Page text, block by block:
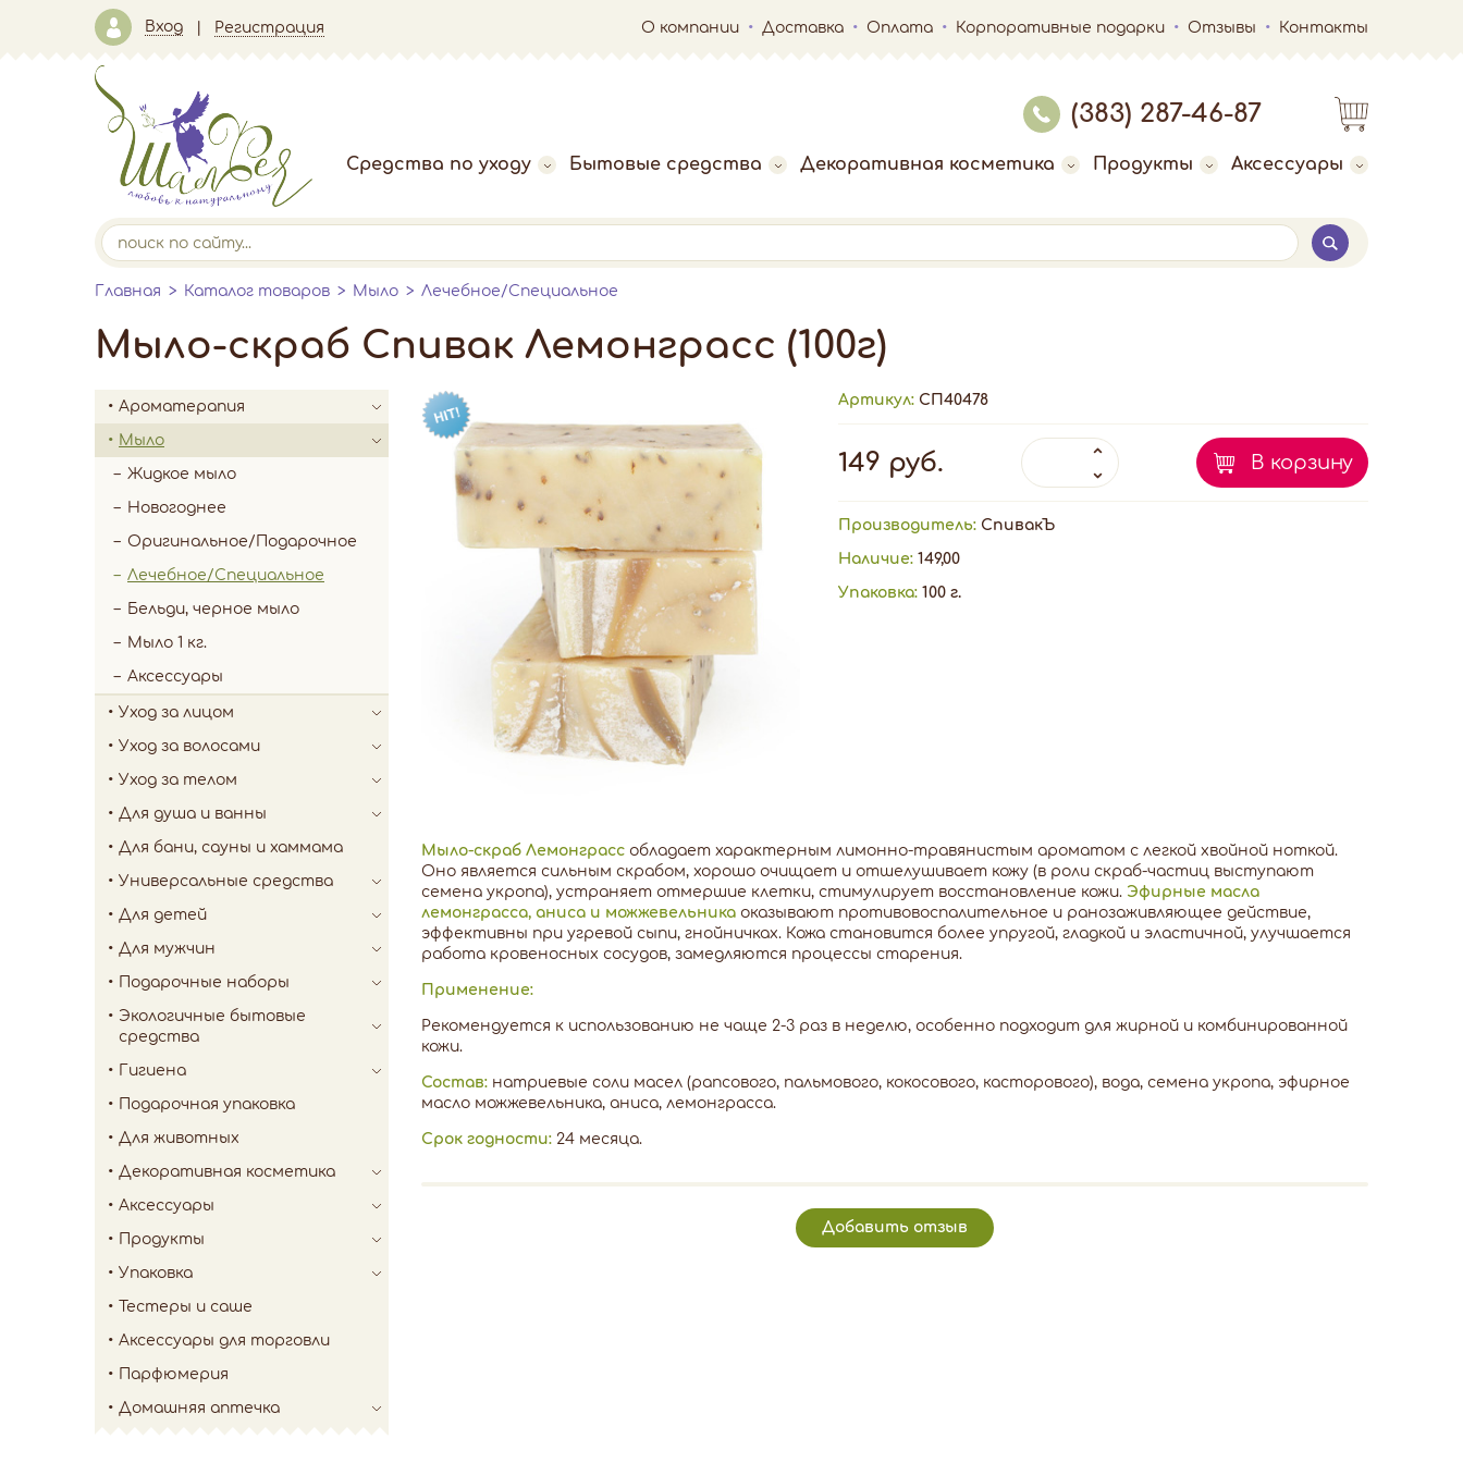
Вход Регистрация О компании Доставка Оплата Корпоративные подарки Отзывы Контакты
(383) 287-46-87
Средства по уходу Бытовые средства Декоративная косметика Продукты Аксессуары
Главная Каталог товаров Мыло Лечебное/Специальное
Мыло-скраб Спивак Лемонграсс (100г)
Ароматерапия
Мыло
Жидкое мыло
Новогоднее
Оригинальное/Подарочное
Лечебное/Специальное
Бельди, черное мыло
Мыло 1 кг.
Аксессуары
Уход за лицом
Уход за волосами
Уход за телом
Для душа и ванны
Для бани, сауны и хаммама
Универсальные средства
Для детей
Для мужчин
Подарочные наборы
Экологичные бытовые
средства
Гигиена
Подарочная упаковка
Для животных
Декоративная косметика
Аксессуары
Продукты
Упаковка
Тестеры и саше
Аксессуары для торговли
Парфюмерия
Домашняя аптечка
Артикул:СП40478
149 руб. В корзину
Производитель: СпивакЪ
Наличие:149,00
Упаковка:100 г.
Мыло-скраб Лемонграсс обладает характерным лимонно-травянистым ароматом с легкой хвойной ноткой.
Оно является сильным скрабом, хорошо очищает и отшелушивает кожу (в роли скраб-частиц выступают
семена укропа), устраняет отмершие клетки, стимулирует восстановление кожи. Эфирные масла
лемонграсса, аниса и можжевельника оказывают противовоспалительное и ранозаживляющее действие,
эффективны при угревой сыпи, гнойничках. Кожа становится более упругой, гладкой и эластичной, улучшается
работа кровеносных сосудов, замедляются процессы старения.
Применение:
Рекомендуется к использованию не чаще 2-3 раз в неделю, особенно подходит для жирной и комбинированной
кожи.
Состав: натриевые соли масел (рапсового, пальмового, кокосового, касторового), вода, семена укропа, эфирное
масло можжевельника, аниса, лемонграсса.
Срок годности: 24 месяца.
Добавить отзыв